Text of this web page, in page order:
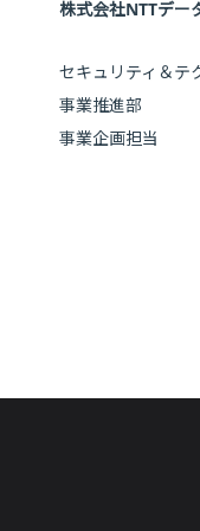
株式会社NTTデー
セキュリティ＆テ
事業推進部
事業企画担当